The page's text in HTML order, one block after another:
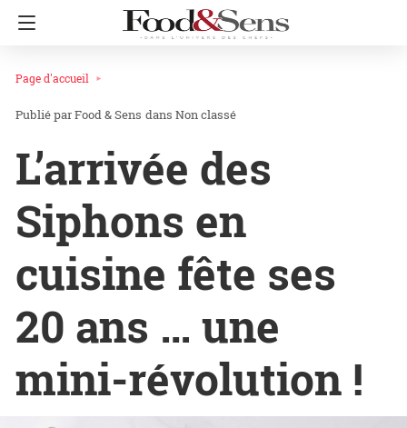
Page d'accueil
Food & Sens dans Non classé
L’arrivée des
Siphons en
cuisine fête ses
20 ans … une
mini-révolution !